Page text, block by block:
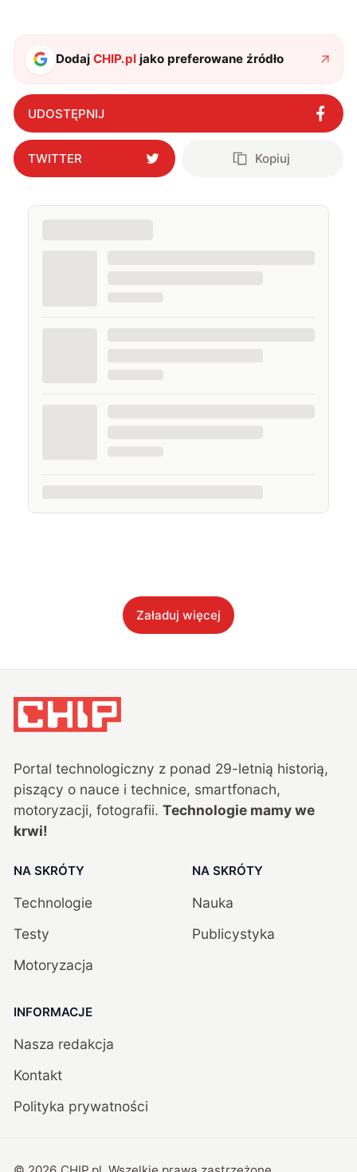
DodajCHIP.pl jako preferowane źródło
UDOSTĘPNIJ
TWITTER Kopiuj
Załaduj więcej
Portal technologiczny z ponad 29-letnią historią,
piszący o nauce i technice, smartfonach,
motoryzacji, fotografii. Technologie mamy we
krwi!
NA SKRÓTY
Technologie
Testy
Motoryzacja
NA SKRÓTY
Nauka
Publicystyka
INFORMACJE
Nasza redakcja
Kontakt
Polityka prywatności